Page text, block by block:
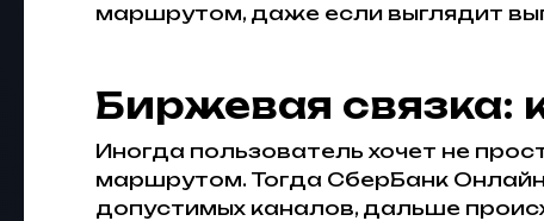
маршрутом, даже если выглядит
Биржевая связка:
Иногда пользователь хочет не
маршрутом. Тогда СберБанк Онлайн
допустимых каналов, дальше